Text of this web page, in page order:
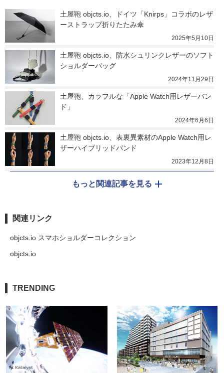
土屋鞄 objcts.io、ドイツ「Knirps」コラボのレザ
ーストラップ折りたたみ傘
2025年5月10日
土屋鞄 objcts.io、防水シュリンクレザーのソフト
ショルダーバッグ
2024年11月29日
土屋鞄、カラフルな「Apple Watch用レザーバン
ド」
2024年6月6日
土屋鞄 objcts.io、表裏異素材のApple Watch用レ
ザーハイブリッドバンド
2023年12月8日
もっと関連記事を見る
関連リンク
objcts.io スマホショルダーコレクション
objcts.io
TRENDING